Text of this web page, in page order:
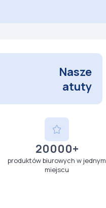
Nasze
atuty
20000+
produktów biurowych w jednym
miejscu